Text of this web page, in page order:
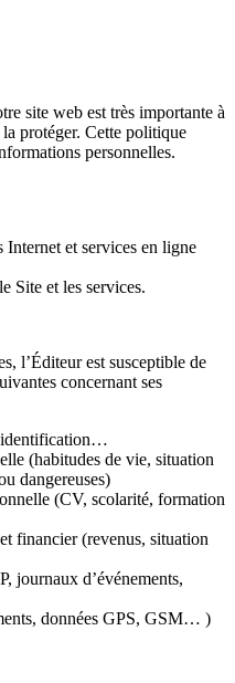
site web est très importante à
protéger. Cette politique
personnelles.
Internet et services en ligne
Site et les services.
l’Éditeur est susceptible de
concernant ses
(habitudes de vie, situation
dangereuses)
(CV, scolarité, formation
financier (revenus, situation
journaux d’événements,
données GPS, GSM… )